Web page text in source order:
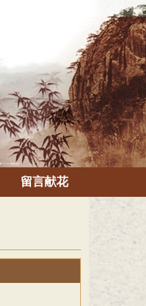
留言献花